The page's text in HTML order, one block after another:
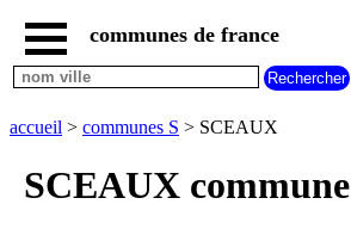
accueil
communes
regions
par
communes de france
accueil > communes S > SCEAUX
SCEAUX